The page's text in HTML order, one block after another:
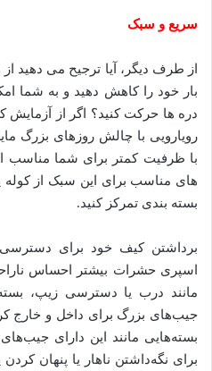
سریع و سبک
از طرف دیگر، آیا ترجیح می دهید
بار خود را کاهش دهید و به شما
دره ها حرکت کنید؟ اگر از آزمایش
رویارویی با چالش روزهای بزرگ
با ظرفیت کمتر برای شما مناسب
های مناسب برای این سبک از
بسته بندی تمرکز کنید.
برداشتن کیف خود برای دسترسی
اسپری حشرات بیشتر احساس
مانند درب یا دسترسی زیپ،
جیب‌های بزرگ برای داخل و خارج
بسته‌هایی مانند این دارای
برای نگه‌داشتن ناهار یا پنهان